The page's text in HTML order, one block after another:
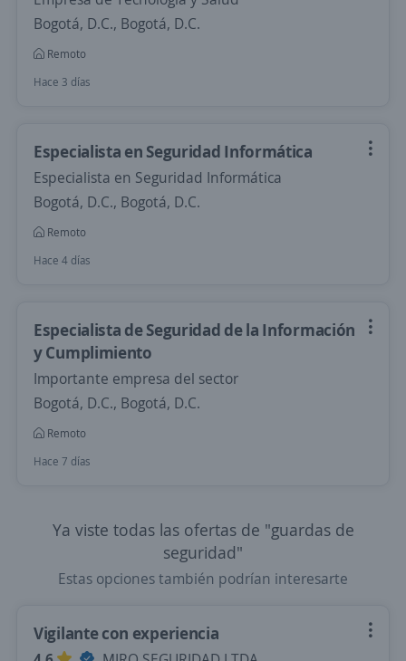
Bogotá, D.C., Bogotá, D.C.
Remoto
Hace 3 días
Especialista en Seguridad Informática
Especialista en Seguridad Informática
Bogotá, D.C., Bogotá, D.C.
Remoto
Hace 4 días
Especialista de Seguridad de la Información
y Cumplimiento
Importante empresa del sector
Bogotá, D.C., Bogotá, D.C.
Remoto
Hace 7 días
Ya viste todas las ofertas de "guardas de
seguridad"
Estas opciones también podrían interesarte
Vigilante con experiencia